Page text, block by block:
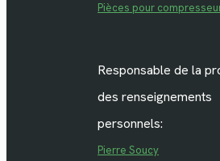
Pièces pour
Responsable de la
des renseignements
personnels:
Pierre Soucy